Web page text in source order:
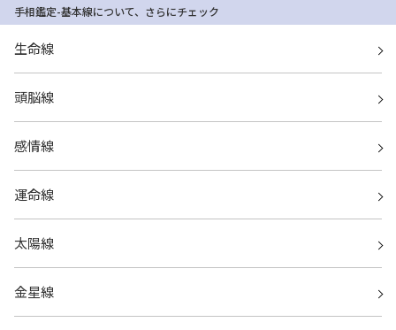
手相鑑定-基本線について、さらにチェック
生命線
頭脳線
感情線
運命線
太陽線
金星線